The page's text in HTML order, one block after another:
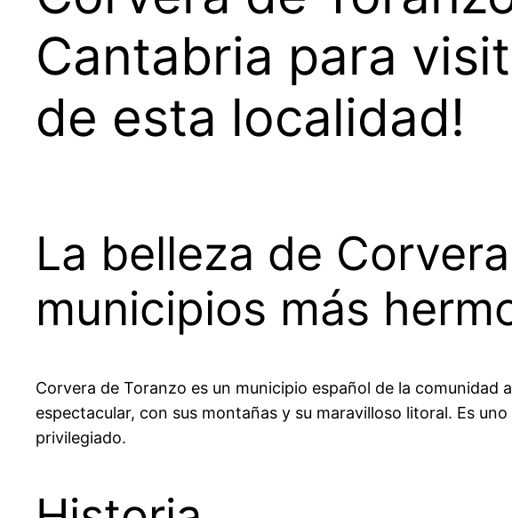
Cantabria para
de esta localidad!
La belleza de
municipios más
Corvera de Toranzo es un municipio español de la comunidad
espectacular, con sus montañas y su maravilloso litoral. Es
privilegiado.